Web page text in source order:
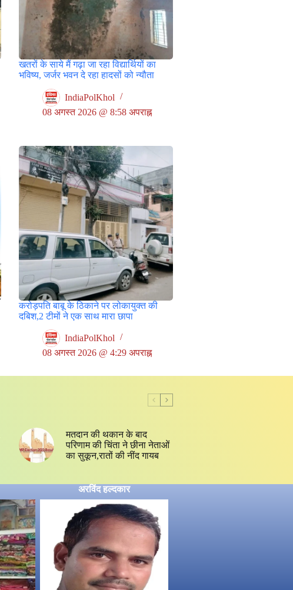
खतरों के साये मैं गढ़ा जा रहा विद्यार्थियों का
भविष्य, जर्जर भवन दे रहा हादसों को न्यौता
IndiaPolKhol
08 अगस्त 2026 @ 8:58 अपराह्न
करोड़पति बाबू के ठिकाने पर लोकायुक्त की
दबिश,2 टीमों ने एक साथ मारा छापा
IndiaPolKhol
08 अगस्त 2026 @ 4:29 अपराह्न
मतदान की थकान के बाद
परिणाम की चिंता ने छीना नेताओं
का सुकून,रातों की नींद गायब
अरविंद हल्दकार